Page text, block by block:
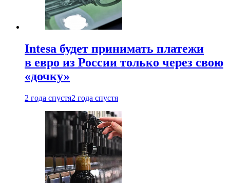
Intesa будет принимать платежи
в евро из России только через свою
«дочку»
2 года спустя2 года спустя